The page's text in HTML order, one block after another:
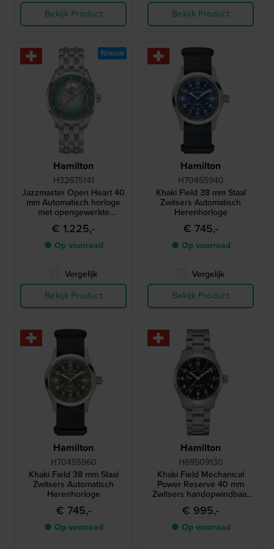
Bekijk Product
Bekijk Product
Hamilton
H32675141
Jazzmaster Open Heart 40
mm Automatisch horloge
met opengewerkte
wijzerplaat
€ 1.225,-
● Op voorraad
Vergelijk
Bekijk Product
Nieuw
Hamilton
H70455940
Khaki Field 38 mm Staal
Zwitsers Automatisch
Herenhorloge
€ 745,-
● Op voorraad
Vergelijk
Bekijk Product
Hamilton
H70455960
Khaki Field 38 mm Staal
Zwitsers Automatisch
Herenhorloge
€ 745,-
● Op voorraad
Hamilton
H69509130
Khaki Field Mechanical
Power Reserve 40 mm
Zwitsers handopwindbaar
horloge met gangreserve-
indicator
€ 995,-
● Op voorraad